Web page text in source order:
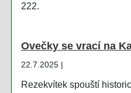
222.
Ovečky se vrací na
22.7.2025 |
Rezekvítek spouští